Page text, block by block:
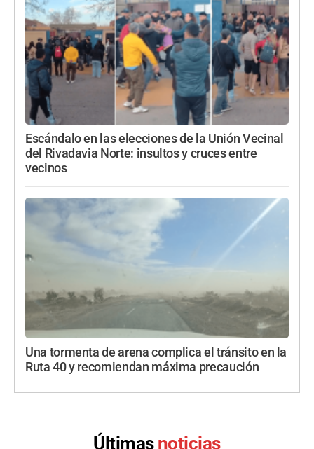
Escándalo en las elecciones de la Unión Vecinal
del Rivadavia Norte: insultos y cruces entre
vecinos
Una tormenta de arena complica el tránsito en la
Ruta 40 y recomiendan máxima precaución
Últimas noticias